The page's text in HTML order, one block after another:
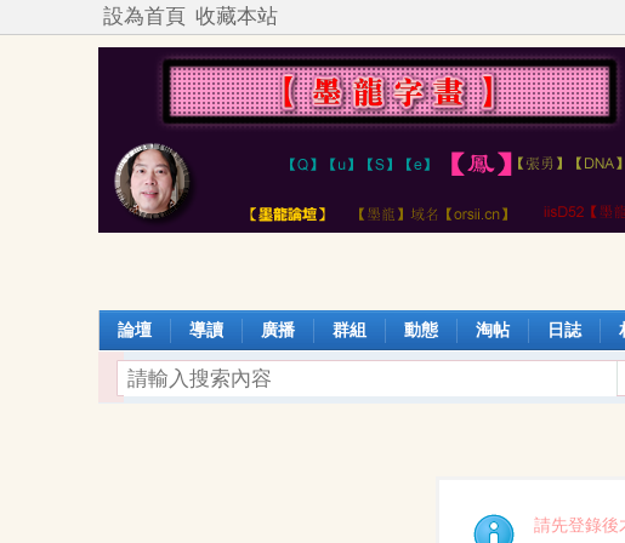
設為首頁 收藏本站
論壇 導讀 廣播 群組 動態 淘帖 日誌
請先登錄後